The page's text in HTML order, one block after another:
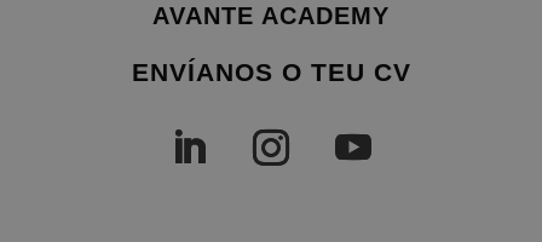
AVANTE ACADEMY
ENVÍANOS O TEU CV